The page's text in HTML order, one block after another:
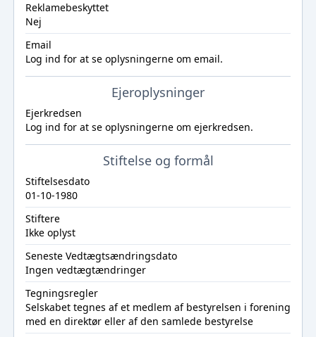
Reklamebeskyttet
Nej
Email
Log ind for at se oplysningerne om email.
Ejeroplysninger
Ejerkredsen
Log ind for at se oplysningerne om ejerkredsen.
Stiftelse og formål
Stiftelsesdato
01-10-1980
Stiftere
Ikke oplyst
Seneste Vedtægtsændringsdato
Ingen vedtægtændringer
Tegningsregler
Selskabet tegnes af et medlem af bestyrelsen i forening
med en direktør eller af den samlede bestyrelse